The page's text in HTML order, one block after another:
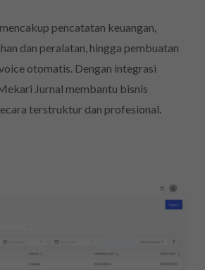
pencatatan keuangan,
dan peralatan, hingga pembuatan
otomatis. Dengan integrasi
Jurnal membantu bisnis
terstruktur dan profesional.